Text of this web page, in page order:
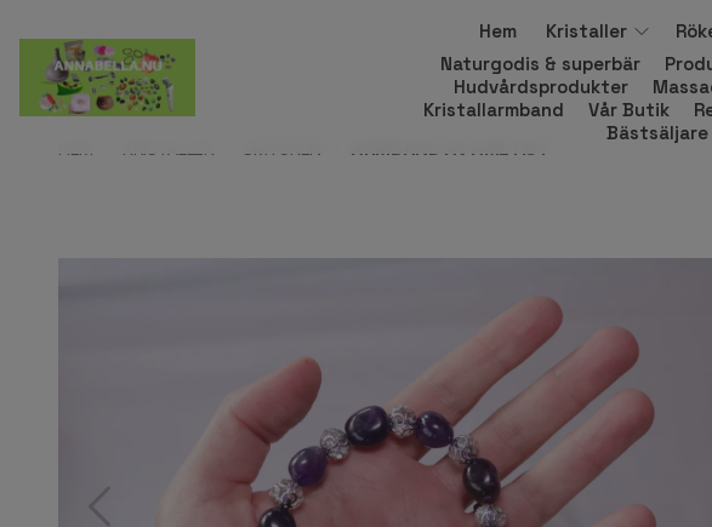
Hem Kristaller
Naturgodis & superbär
Hudvårdsprodukter
Kristallarmband
Vår Butik
Bästsäljare